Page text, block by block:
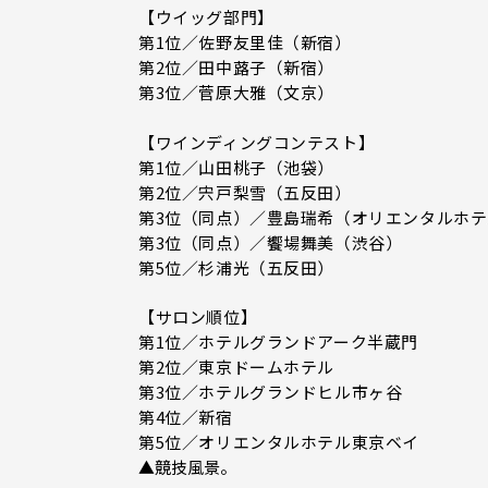
【ウイッグ部門】
第1位／佐野友里佳（新宿）
第2位／田中蕗子（新宿）
第3位／菅原大雅（文京）
【ワインディングコンテスト】
第1位／山田桃子（池袋）
第2位／宍戸梨雪（五反田）
第3位（同点）／豊島瑞希（オリエンタルホテ
第3位（同点）／饗場舞美（渋谷）
第5位／杉浦光（五反田）
【サロン順位】
第1位／ホテルグランドアーク半蔵門
第2位／東京ドームホテル
第3位／ホテルグランドヒル市ヶ谷
第4位／新宿
第5位／オリエンタルホテル東京ベイ
▲競技風景。